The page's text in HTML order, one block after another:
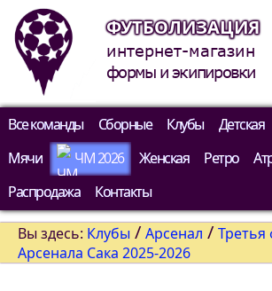
ФУТБОЛИЗАЦИЯ
интернет-магазин
формы и экипировки
Все команды Сборные Клубы Детская
Мячи
ЧМ 2026 Женская Ретро
Распродажа
Контакты
Вы здесь: Клубы / Арсенал / Третья
Арсенала Сака 2025-2026